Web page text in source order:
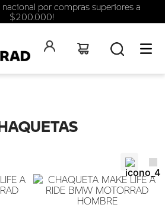
nacional por compras superiores a
$200.000!